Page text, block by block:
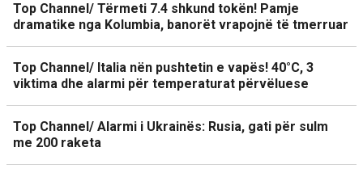
Top Channel/ Tërmeti 7.4 shkund tokën! Pamje
dramatike nga Kolumbia, banorët vrapojnë të tmerruar
Top Channel/ Italia nën pushtetin e vapës! 40°C, 3
viktima dhe alarmi për temperaturat përvëluese
Top Channel/ Alarmi i Ukrainës: Rusia, gati për sulm
me 200 raketa